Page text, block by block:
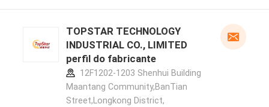
TOPSTAR TECHNOLOGY
INDUSTRIAL CO., LIMITED
perfil do fabricante
12F1202-1203 Shenhui Building
Maantang Community,BanTian
Street,Longkong District,